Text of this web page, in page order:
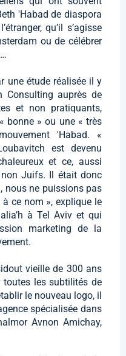
'Habad de diaspora
qu’il s’agisse
ou de célébrer
une étude réalisée il y
auprès de
et non pratiquants,
bonne » ou une « très
'Habad. «
est devenu
et ce, aussi
Juifs. Il était donc
nous ne puissions pas
ce nom », explique le
à Tel Aviv et qui
marketing de la
vieille de 300 ans
les subtilités de
le nouveau logo, il
spécialisée dans
Avnon Amichay,